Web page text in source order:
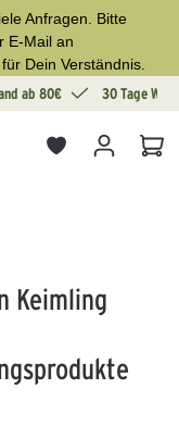
Anfragen. Bitte
E-Mail an
Dein Verständnis.
ab 80€ 30 Tage
Keimling